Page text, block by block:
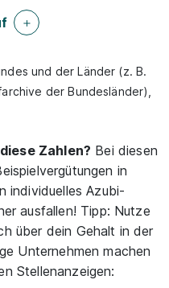
und der Länder (z. B.
der Bundesländer),
Zahlen? Bei diesen
in
individuelles Azubi-
ausfallen! Tipp: Nutze
über dein Gehalt in der
Unternehmen machen
Stellenanzeigen: